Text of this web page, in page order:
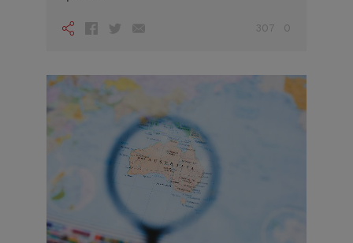
307 0